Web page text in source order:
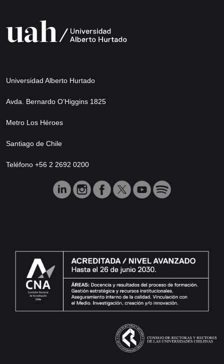
Universidad Alberto Hurtado
Avda. Bernardo O’Higgins 1825
Metro Los Héroes
Santiago de Chile
Teléfono +56 2 2692 0200